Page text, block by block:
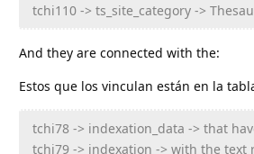
tchi110 -> ts_site_category ->
And they are connected with the:
Estos que los vinculan están en la
tchi78 -> indexation_data -> that
tchi79 -> indexation -> with the